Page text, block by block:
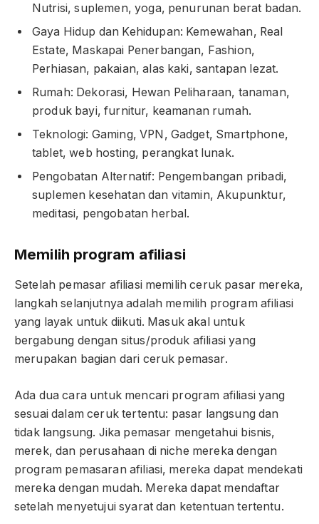
Nutrisi, suplemen, yoga, penurunan berat badan.
Gaya Hidup dan Kehidupan: Kemewahan, Real
Estate, Maskapai Penerbangan, Fashion,
Perhiasan, pakaian, alas kaki, santapan lezat.
Rumah: Dekorasi, Hewan Peliharaan, tanaman,
produk bayi, furnitur, keamanan rumah.
Teknologi: Gaming, VPN, Gadget, Smartphone,
tablet, web hosting, perangkat lunak.
Pengobatan Alternatif: Pengembangan pribadi,
suplemen kesehatan dan vitamin, Akupunktur,
meditasi, pengobatan herbal.
Memilih program afiliasi
Setelah pemasar afiliasi memilih ceruk pasar mereka,
langkah selanjutnya adalah memilih program afiliasi
yang layak untuk diikuti. Masuk akal untuk
bergabung dengan situs/produk afiliasi yang
merupakan bagian dari ceruk pemasar.
Ada dua cara untuk mencari program afiliasi yang
sesuai dalam ceruk tertentu: pasar langsung dan
tidak langsung. Jika pemasar mengetahui bisnis,
merek, dan perusahaan di niche mereka dengan
program pemasaran afiliasi, mereka dapat mendekati
mereka dengan mudah. Mereka dapat mendaftar
setelah menyetujui syarat dan ketentuan tertentu.